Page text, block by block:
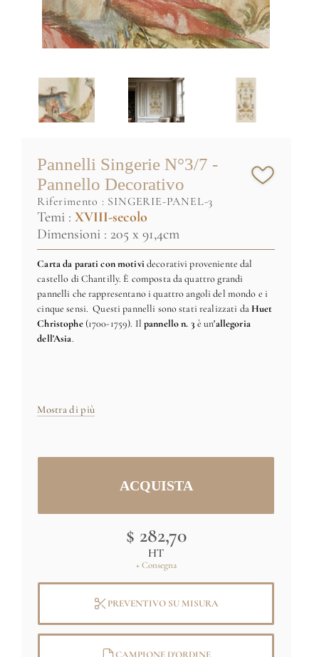
Pannelli Singerie N°3/7 -
Pannello Decorativo
riferimento : SINGERIE-PANEL-3
Temi :XVIII-secolo
Dimensioni : 205 x 91,4cm
Carta da parati con motivi decorativi proveniente dal
castello di Chantilly. È composta da quattro grandi
pannelli che rappresentano i quattro angoli del mondo e i
cinque sensi. Questi pannelli sono stati realizzati daHuet
Christophe(1700-1759). Il pannello n. 3 è un'allegoria
dell'Asia.
Dimensioni: H 205m x L 91,4cm -
consegnato in 1 strisce
Dimensioni e colori specifici su richiesta
Immagine originale:© GrandPalaisRmn
(Domaine de Chantilly) / Michel Urtado
Mostra di più
$ 282,70
HT
+ Consegna
PREVENTIVO SU MISURA